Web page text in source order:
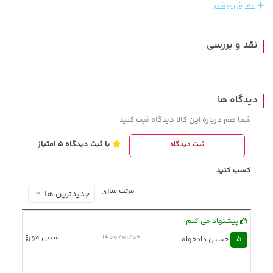
701,000 تومان خرید
نمایش بیشتر
نقد و بررسی
دیدگاه ها
شما هم درباره این کالا دیدگاه ثبت کنید
ثبت دیدگاه با ثبت دیدگاه 5 امتیاز
کسب کنید
مرتب سازی جدیدترین ها
پیشنهاد می کنم
5
حسین دادخواه 1400/01/06 سیتی مهر